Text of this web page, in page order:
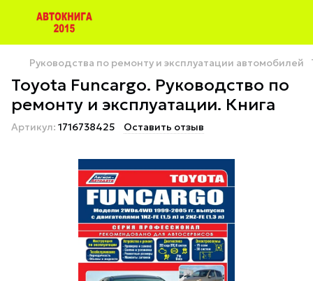
Руководства по ремонту и эксплуатации автомобилей
Toyota Funcargo. Руководство по
ремонту и эксплуатации. Книга
Артикул: 1716738425 Оставить отзыв